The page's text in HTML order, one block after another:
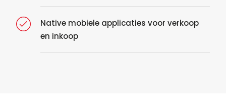
Native mobiele applicaties voor verkoop
en inkoop